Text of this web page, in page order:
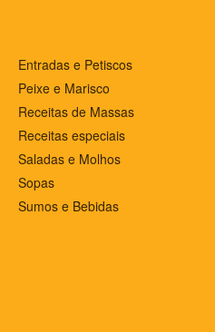
Entradas e Petiscos
Peixe e Marisco
Receitas de Massas
Receitas especiais
Saladas e Molhos
Sopas
Sumos e Bebidas